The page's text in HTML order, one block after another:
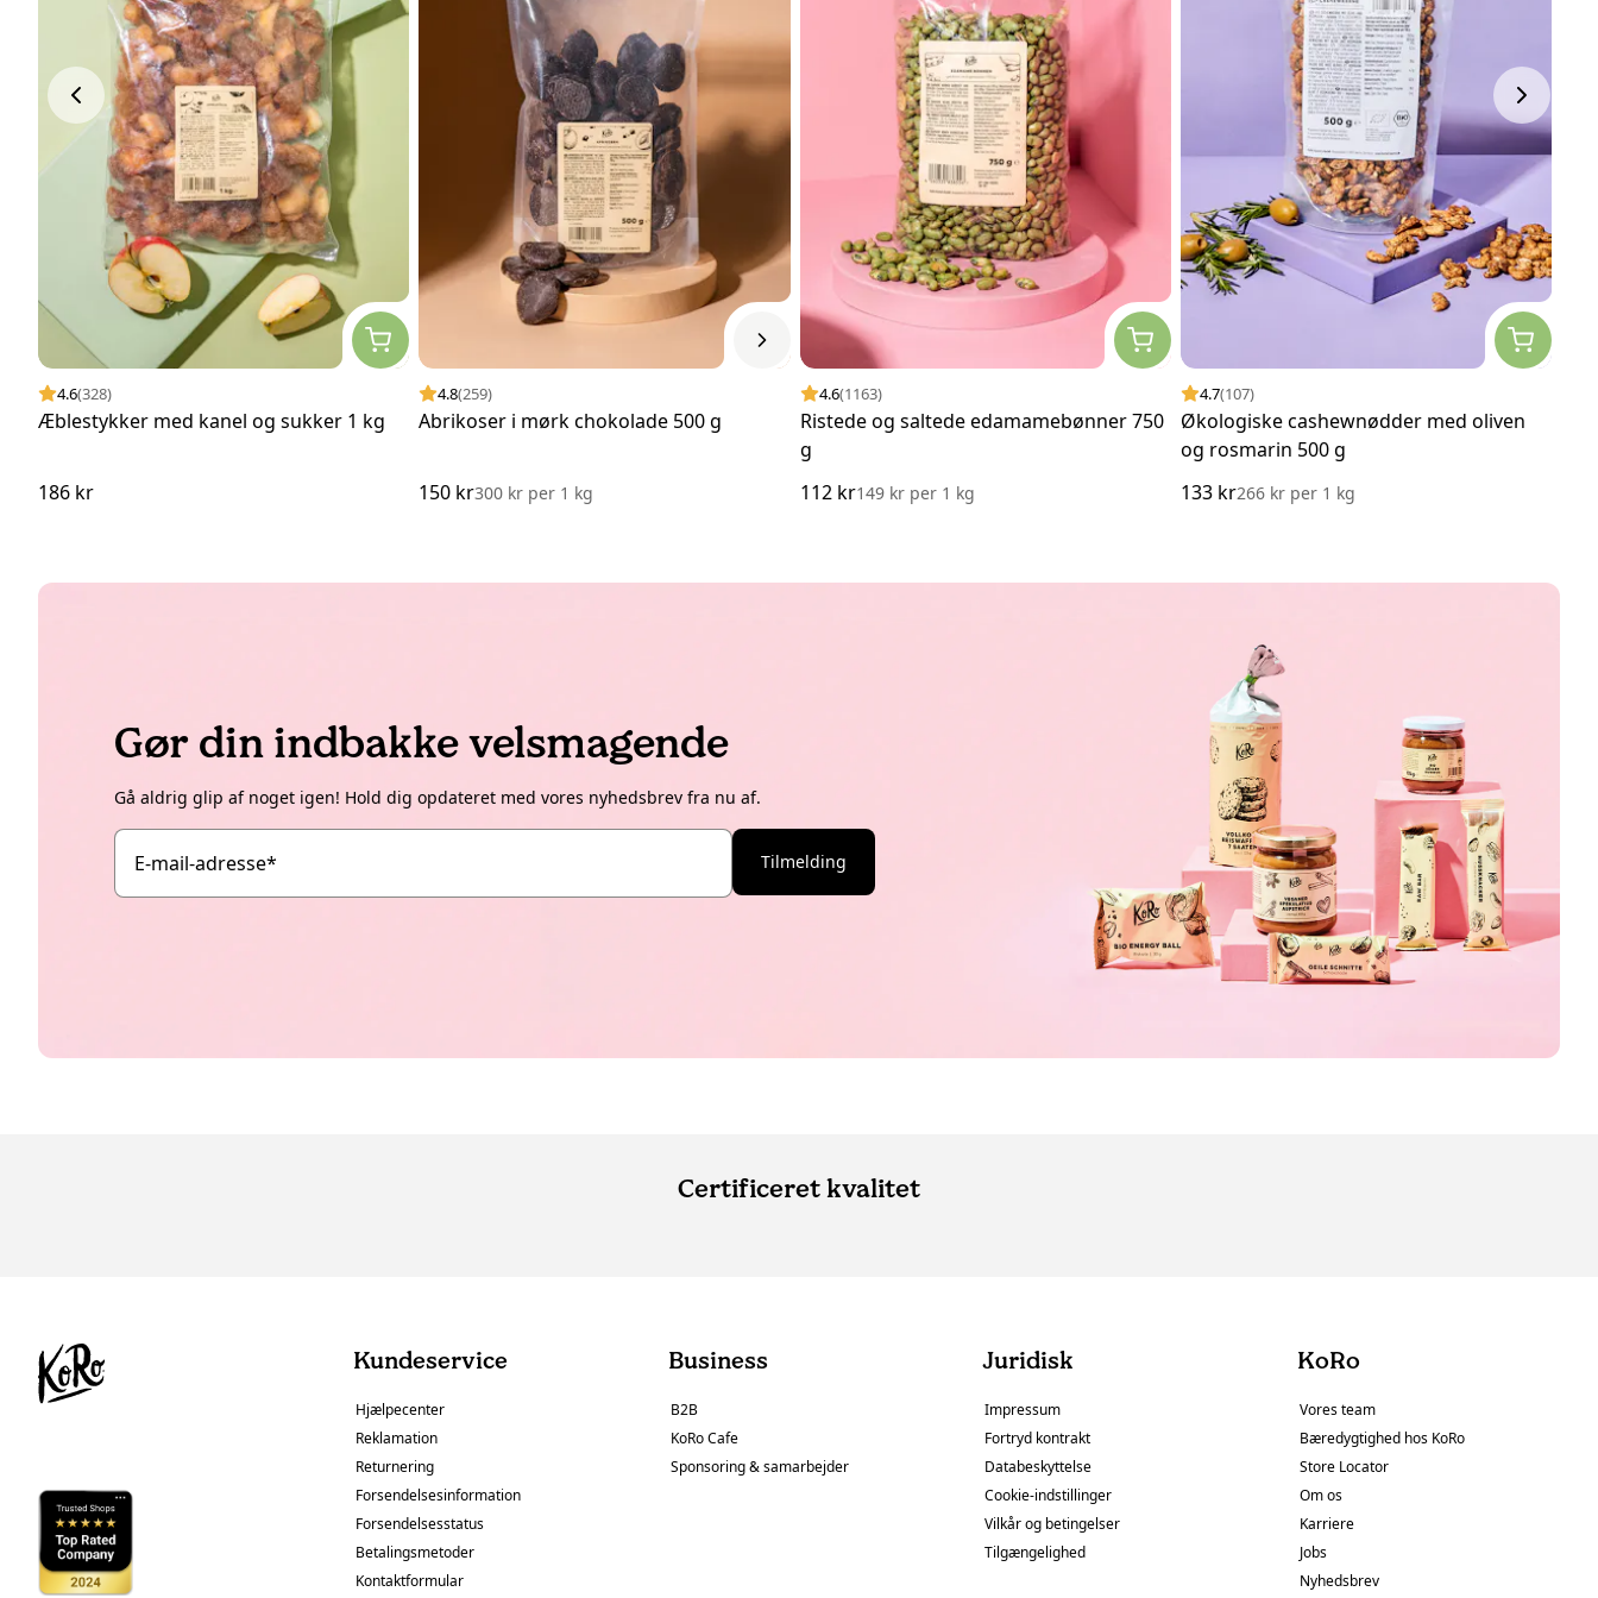
4.6(328)
Æblestykker med kanel og sukker 1 kg
186 kr
4.8(259)
Abrikoser i mørk chokolade 500 g
150 kr300 kr per 1 kg
4.6(1163)
Ristede og saltede edamamebønner 750
g
112 kr149 kr per1 kg
4.7(107)
Økologiske cashewnødder med oliven
og rosmarin 500 g
133 kr266 kr per1 kg
Gør din indbakke velsmagende
Gå aldrig glip af noget igen! Hold dig opdateret med vores nyhedsbrev fra nu af.
E-mail-adresse* Tilmelding
Certificeret kvalitet
Kundeservice
Hjælpecenter
Reklamation
Returnering
Forsendelsesinformation
Forsendelsesstatus
Betalingsmetoder
Kontaktformular
Business
B2B
KoRo Cafe
Sponsoring & samarbejder
Juridisk
Impressum
Fortryd kontrakt
Databeskyttelse
Cookie-indstillinger
Vilkår og betingelser
Tilgængelighed
KoRo
Vores team
Bæredygtighed hos KoRo
Store Locator
Om os
Karriere
Jobs
Nyhedsbrev